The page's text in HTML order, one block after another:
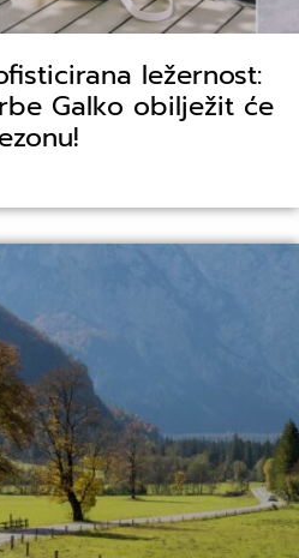
ležernost:
Galko obilježit će